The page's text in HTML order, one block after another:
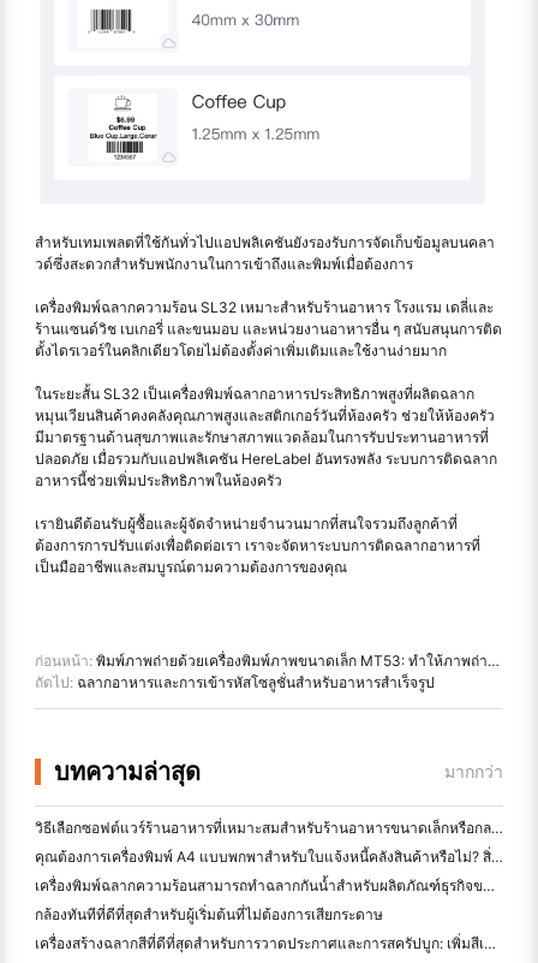
สำหรับเทมเพลตที่ใช้กันทั่วไปแอปพลิเคชันยังรองรับการจัดเก็บข้อมูลบนคลา
วด์ซึ่งสะดวกสำหรับพนักงานในการเข้าถึงและพิมพ์เมื่อต้องการ
เครื่องพิมพ์ฉลากความร้อน SL32 เหมาะสำหรับร้านอาหาร โรงแรม เดลี่และ
ร้านแซนด์วิช เบเกอรี่ และขนมอบ และหน่วยงานอาหารอื่น ๆ สนับสนุนการติด
ตั้งไดรเวอร์ในคลิกเดียวโดยไม่ต้องตั้งค่าเพิ่มเติมและใช้งานง่ายมาก
ในระยะสั้น SL32 เป็นเครื่องพิมพ์ฉลากอาหารประสิทธิภาพสูงที่ผลิตฉลาก
หมุนเวียนสินค้าคงคลังคุณภาพสูงและสติกเกอร์วันที่ห้องครัว ช่วยให้ห้องครัว
มีมาตรฐานด้านสุขภาพและรักษาสภาพแวดล้อมในการรับประทานอาหารที่
ปลอดภัย เมื่อรวมกับแอปพลิเคชัน HereLabel อันทรงพลัง ระบบการติดฉลาก
อาหารนี้ช่วยเพิ่มประสิทธิภาพในห้องครัว
เรายินดีต้อนรับผู้ซื้อและผู้จัดจำหน่ายจำนวนมากที่สนใจรวมถึงลูกค้าที่
ต้องการการปรับแต่งเพื่อติดต่อเรา เราจะจัดหาระบบการติดฉลากอาหารที่
เป็นมืออาชีพและสมบูรณ์ตามความต้องการของคุณ
ก่อนหน้า: พิมพ์ภาพถ่ายด้วยเครื่องพิมพ์ภาพขนาดเล็ก MT53: ทำให้ภาพถ่ายมีชีวิตชีวา
ถัดไป: ฉลากอาหารและการเข้ารหัสโซลูชั่นสำหรับอาหารสำเร็จรูป
บทความล่าสุด มากกว่า
วิธีเลือกซอฟต์แวร์ร้านอาหารที่เหมาะสมสำหรับร้านอาหารขนาดเล็กหรือกลางของคุณ
คุณต้องการเครื่องพิมพ์ A4 แบบพกพาสำหรับใบแจ้งหนี้คลังสินค้าหรือไม่? สิ่งที่ทํางานจริง
เครื่องพิมพ์ฉลากความร้อนสามารถทำฉลากกันน้ำสำหรับผลิตภัณฑ์ธุรกิจขนาดเล็กได้หรือไม่?
กล้องทันทีที่ดีที่สุดสําหรับผู้เริ่มต้นที่ไม่ต้องการเสียกระดาษ
เครื่องสร้างฉลากสีที่ดีที่สุดสําหรับการวาดประกาศและการสครัปบูก: เพิ่มสีเพิ่มเติมในทุกหน้า